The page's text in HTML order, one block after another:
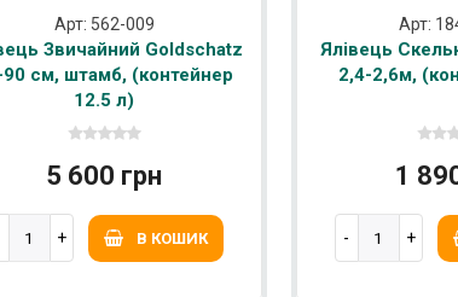
Арт: 562-009
Звичайний Goldschatz
см, штамб, (контейнер
12.5 л)
5 600 грн
В КОШИК
Арт:
Ялівець
2,4-2,6м,
1